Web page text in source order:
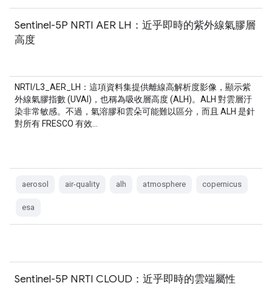
Sentinel-5P NRTI AER LH：近乎即時的紫外線氣膠層
高度
NRTI/L3_AER_LH：這項資料集提供離線高解析度影像，顯示紫
外線氣膠指數 (UVAI)，也稱為吸收層高度 (ALH)。ALH 對雲層汙
染非常敏感。不過，氣溶膠和雲朵可能難以區分，而且 ALH 是針
對所有 FRESCO 有效…
aerosol air-quality alh atmosphere copernicus
esa
Sentinel-5P NRTI CLOUD：近乎即時的雲端屬性